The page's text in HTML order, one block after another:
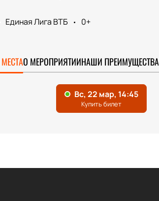
Единая Лига ВТБ
0+
О МЕРОПРИЯТИИНАШИ ПРЕИМУЩЕСТВА